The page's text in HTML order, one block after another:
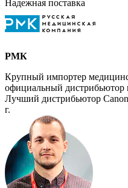
Надежная поставка
РМК
Крупный импортер
официальный дистрибьютор
Лучший дистрибьютор
г.